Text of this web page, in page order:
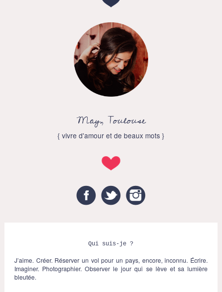
May, Toulouse
{ vivre d'amour et de beaux mots }
FacebookTwitter
Qui suis-je ?
J’aime. Créer. Réserver un vol pour un pays, encore, inconnu. Écrire.
Imaginer. Photographier. Observer le jour qui se lève et sa lumière
bleutée.